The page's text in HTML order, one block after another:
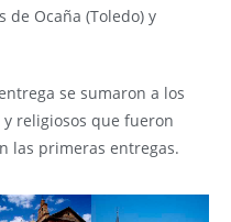
de Ocaña (Toledo) y
se sumaron a los
religiosos que fueron
las primeras entregas.